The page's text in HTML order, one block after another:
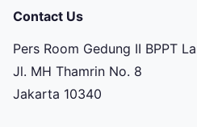
Contact Us
Pers Room Gedung II BPPT
Jl. MH Thamrin No. 8
Jakarta 10340